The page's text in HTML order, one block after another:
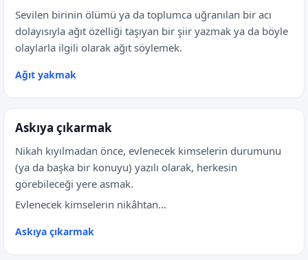
Sevilen birinin ölümü ya da toplumca uğranılan bir acı
dolayısıyla ağıt özelliği taşıyan bir şiir yazmak ya da böyle
olaylarla ilgili olarak ağıt söylemek.
Ağıt yakmak
Askıya çıkarmak
Nikah kıyılmadan önce, evlenecek kimselerin durumunu
(ya da başka bir konuyu) yazılı olarak, herkesin
görebileceği yere asmak.
Evlenecek kimselerin nikâhtan...
Askıya çıkarmak